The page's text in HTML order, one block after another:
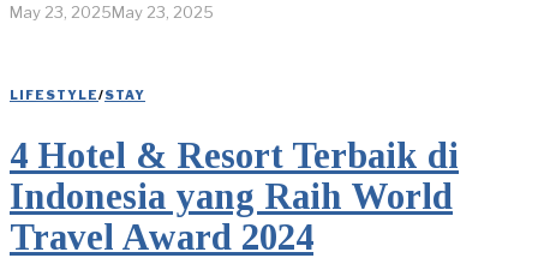
May 23, 2025May 23, 2025
LIFESTYLE/STAY
4 Hotel & Resort Terbaik di
Indonesia yang Raih World
Travel Award 2024